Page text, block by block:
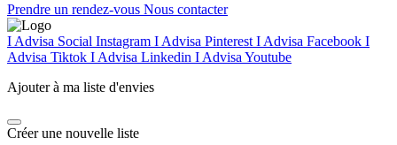
Prendre un rendez-vous Nous contacter
I Advisa Social Instagram I Advisa Pinterest I Advisa Facebook I
Advisa Tiktok I Advisa Linkedin I Advisa Youtube
Ajouter à ma liste d'envies
Créer une nouvelle liste